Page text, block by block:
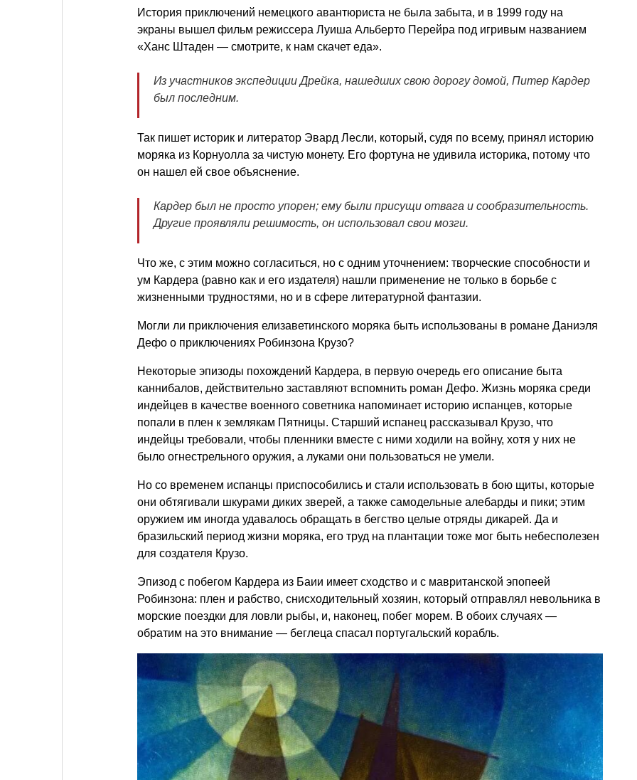
История приключений немецкого авантюриста не была забыта, и в 1999 году на
экраны вышел фильм режиссера Луиша Альберто Перейра под игривым названием
«Ханс Штаден — смотрите, к нам скачет еда».
Из участников экспедиции Дрейка, нашедших свою дорогу домой, Питер Кардер
был последним.
Так пишет историк и литератор Эвард Лесли, который, судя по всему, принял историю
моряка из Корнуолла за чистую монету. Его фортуна не удивила историка, потому что
он нашел ей свое объяснение.
Кардер был не просто упорен; ему были присущи отвага и сообразительность.
Другие проявляли решимость, он использовал свои мозги.
Что же, с этим можно согласиться, но с одним уточнением: творческие способности и
ум Кардера (равно как и его издателя) нашли применение не только в борьбе с
жизненными трудностями, но и в сфере литературной фантазии.
Могли ли приключения елизаветинского моряка быть использованы в романе Даниэля
Дефо о приключениях Робинзона Крузо?
Некоторые эпизоды похождений Кардера, в первую очередь его описание быта
каннибалов, действительно заставляют вспомнить роман Дефо. Жизнь моряка среди
индейцев в качестве военного советника напоминает историю испанцев, которые
попали в плен к землякам Пятницы. Старший испанец рассказывал Крузо, что
индейцы требовали, чтобы пленники вместе с ними ходили на войну, хотя у них не
было огнестрельного оружия, а луками они пользоваться не умели.
Но со временем испанцы приспособились и стали использовать в бою щиты, которые
они обтягивали шкурами диких зверей, а также самодельные алебарды и пики; этим
оружием им иногда удавалось обращать в бегство целые отряды дикарей. Да и
бразильский период жизни моряка, его труд на плантации тоже мог быть небесполезен
для создателя Крузо.
Эпизод с побегом Кардера из Баии имеет сходство и с мавританской эпопеей
Робинзона: плен и рабство, снисходительный хозяин, который отправлял невольника в
морские поездки для ловли рыбы, и, наконец, побег морем. В обоих случаях —
обратим на это внимание — беглеца спасал португальский корабль.